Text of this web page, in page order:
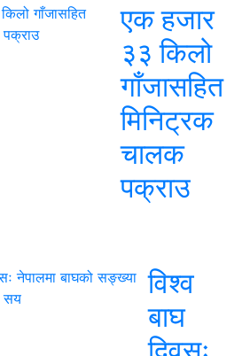
एक हजार
३३ किलो
गाँजासहित
मिनिट्रक
चालक
पक्राउ
विश्व
बाघ